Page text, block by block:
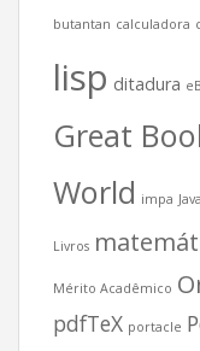
butantan calculadora
lisp ditadura
Great
World impa Java
Livros
Mérito Acadêmico
pdfTeX portacle